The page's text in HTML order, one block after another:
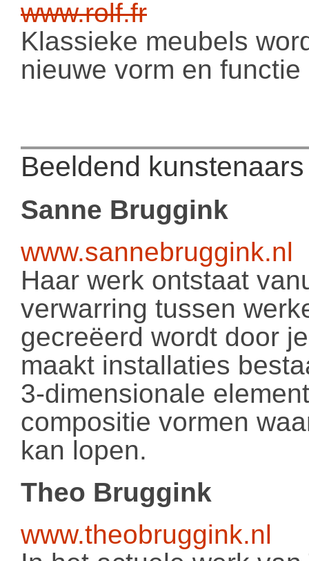
www.rolf.fr
Klassieke meubels
nieuwe vorm en functie
Beeldend kunstenaars
Sanne Bruggink
www.sannebruggink.nl
Haar werk ontstaat
verwarring tussen
gecreëerd wordt door
maakt installaties
3-dimensionale
compositie vormen
kan lopen.
Theo Bruggink
www.theobruggink.nl